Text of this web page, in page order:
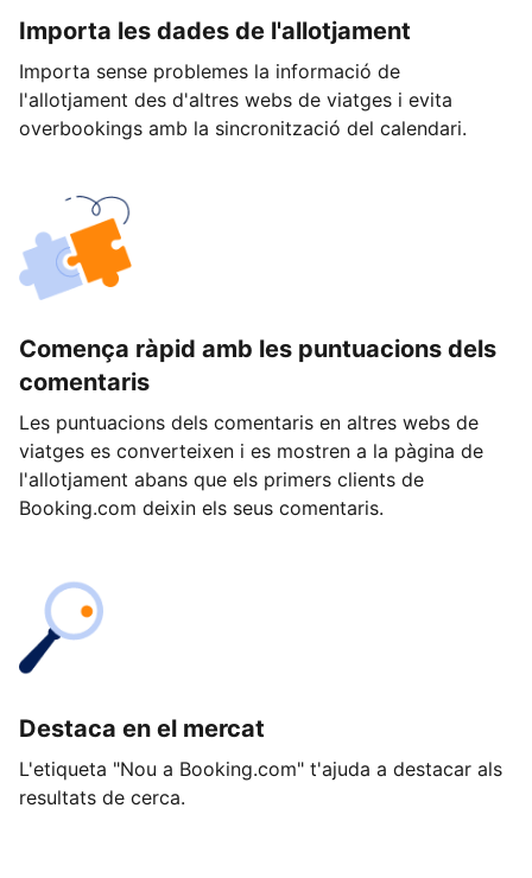
Importa les dades de l'allotjament
Importa sense problemes la informació de
l'allotjament des d'altres webs de viatges i evita
overbookings amb la sincronització del calendari.
Comença ràpid amb les puntuacions dels
comentaris
Les puntuacions dels comentaris en altres webs de
viatges es converteixen i es mostren a la pàgina de
l'allotjament abans que els primers clients de
Booking.com deixin els seus comentaris.
Destaca en el mercat
L'etiqueta "Nou a Booking.com" t'ajuda a destacar als
resultats de cerca.